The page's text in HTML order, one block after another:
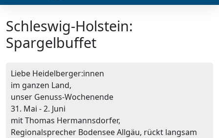
Schleswig-Holstein:
Spargelbuffet
Liebe Heidelberger:innen
im ganzen Land,
unser Genuss-Wochenende
31. Mai - 2. Juni
mit Thomas Hermannsdorfer,
Regionalsprecher Bodensee Allgäu, rückt langsam